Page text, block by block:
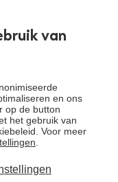
van
en ons
op de button
het gebruik van
Voor meer
ontvang het